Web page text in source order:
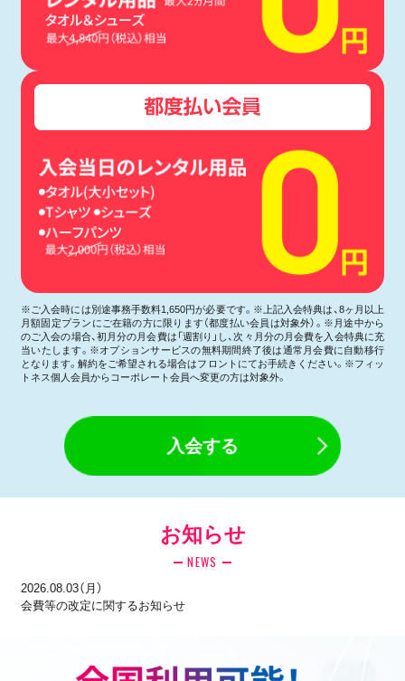
※ご入会時には別途事務手数料1,650円が必要です。※上記入会特典は、8ヶ月以上
月額固定プランにご在籍の方に限ります（都度払い会員は対象外）。※月途中から
のご入会の場合、初月分の月会費は「週割り」し、次々月分の月会費を入会特典に充
当いたします。※オプションサービスの無料期間終了後は通常月会費に自動移行
となります。解約をご希望される場合はフロントにてお手続きください。※フィッ
トネス個人会員からコーポレート会員へ変更の方は対象外。
入会する
お知らせ
NEWS
2026.08.03（月）
会費等の改定に関するお知らせ